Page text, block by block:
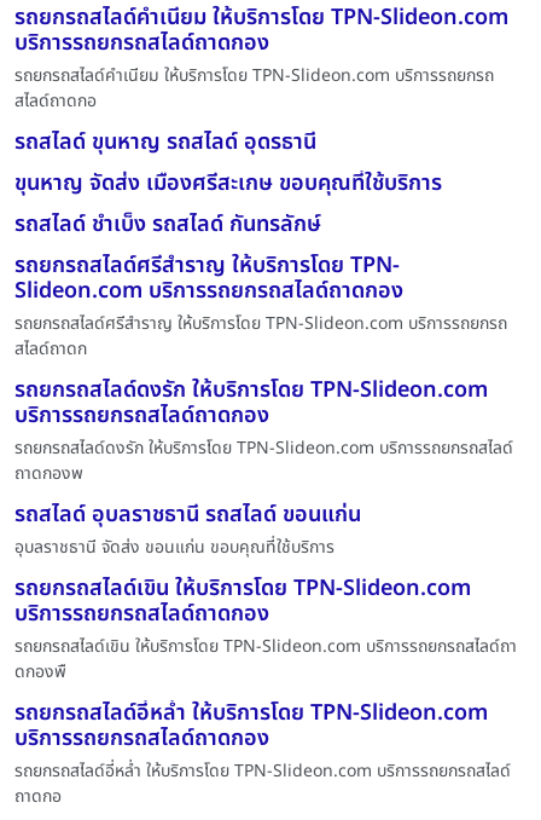
รถยกรถสไลด์คำเนียม ให้บริการโดย TPN-Slideon.com
บริการรถยกรถสไลด์ถาดกอง
รถยกรถสไลด์คำเนียม ให้บริการโดย TPN-Slideon.com บริการรถยกรถ
สไลด์ถาดกอ
รถสไลด์ ขุนหาญ รถสไลด์ อุดรธานี
ขุนหาญ จัดส่ง เมืองศรีสะเกษ ขอบคุณที่ใช้บริการ
รถสไลด์ ชำเบ็ง รถสไลด์ กันทรลักษ์
รถยกรถสไลด์ศรีสำราญ ให้บริการโดย TPN-
Slideon.com บริการรถยกรถสไลด์ถาดกอง
รถยกรถสไลด์ศรีสำราญ ให้บริการโดย TPN-Slideon.com บริการรถยกรถ
สไลด์ถาดก
รถยกรถสไลด์ดงรัก ให้บริการโดย TPN-Slideon.com
บริการรถยกรถสไลด์ถาดกอง
รถยกรถสไลด์ดงรัก ให้บริการโดย TPN-Slideon.com บริการรถยกรถสไลด์
ถาดกองพ
รถสไลด์ อุบลราชธานี รถสไลด์ ขอนแก่น
อุบลราชธานี จัดส่ง ขอนแก่น ขอบคุณที่ใช้บริการ
รถยกรถสไลด์เขิน ให้บริการโดย TPN-Slideon.com
บริการรถยกรถสไลด์ถาดกอง
รถยกรถสไลด์เขิน ให้บริการโดย TPN-Slideon.com บริการรถยกรถสไลด์ถา
ดกองพื
รถยกรถสไลด์อี่หล่ำ ให้บริการโดย TPN-Slideon.com
บริการรถยกรถสไลด์ถาดกอง
รถยกรถสไลด์อี่หล่ำ ให้บริการโดย TPN-Slideon.com บริการรถยกรถสไลด์
ถาดกอ